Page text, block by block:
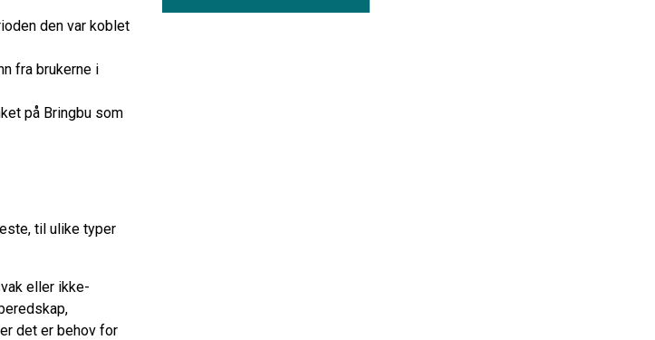
den var koblet
fra brukerne i
på Bringbu som
til ulike typer
eller ikke-
det er behov for